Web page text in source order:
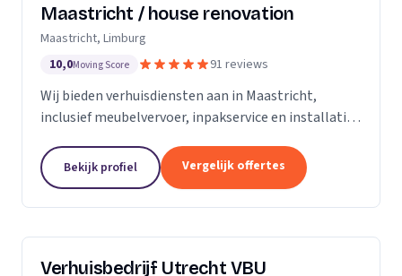
Maastricht / house renovation
Maastricht, Limburg
10,0Moving Score 91 reviews
Wij bieden verhuisdiensten aan in Maastricht,
inclusief meubelvervoer, inpakservice en installatie
Bekijk profiel Vergelijk offertes
Verhuisbedrijf Utrecht VBU